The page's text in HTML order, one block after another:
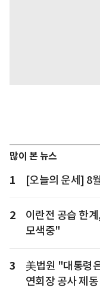
많이 본 뉴스
1 [오늘의 운세] 8
2
이란전 공습 한
모색중"
3
美법원 "대통령
연회장 공사 제동